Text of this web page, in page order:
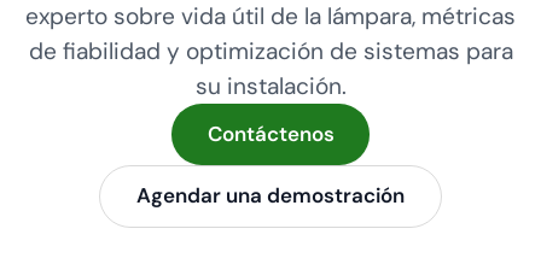
experto sobre vida útil de la lámpara, métricas
de fiabilidad y optimización de sistemas para
su instalación.
Contáctenos
Agendar una demostración